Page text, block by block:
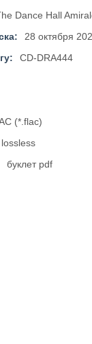
Dance Hall
28 октября
CD-DRA444
(*.flac)
lossless
буклет pdf